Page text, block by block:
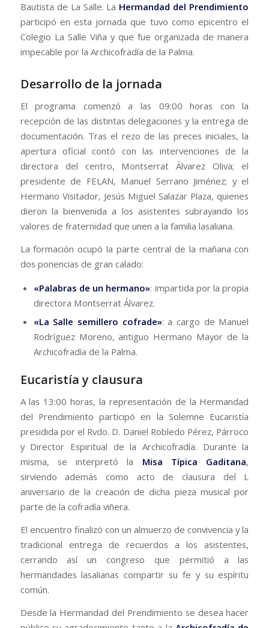
Bautista de La Salle. La Hermandad del Prendimiento
participó en esta jornada que tuvo como epicentro el
Colegio La Salle Viña y que fue organizada de manera
impecable por la Archicofradía de la Palma.
​Desarrollo de la jornada
​El programa comenzó a las 09:00 horas con la
recepción de las distintas delegaciones y la entrega de
documentación. Tras el rezo de las preces iniciales, la
apertura oficial contó con las intervenciones de la
directora del centro, Montserrat Álvarez Oliva; el
presidente de FELAN, Manuel Serrano Jiménez; y el
Hermano Visitador, Jesús Miguel Salazar Plaza, quienes
dieron la bienvenida a los asistentes subrayando los
valores de fraternidad que unen a la familia lasaliana.
​La formación ocupó la parte central de la mañana con
dos ponencias de gran calado:
«Palabras de un hermano»: impartida por la propia
directora Montserrat Álvarez.
«La Salle semillero cofrade»: a cargo de Manuel
Rodríguez Moreno, antiguo Hermano Mayor de la
Archicofradía de la Palma.
​Eucaristía y clausura
​A las 13:00 horas, la representación de la Hermandad
del Prendimiento participó en la Solemne Eucaristía
presidida por el Rvdo. D. Daniel Robledo Pérez, Párroco
y Director Espiritual de la Archicofradía. Durante la
misma, se interpretó la Misa Típica Gaditana,
sirviendo además como acto de clausura del L
aniversario de la creación de dicha pieza musical por
parte de la cofradía viñera.
​El encuentro finalizó con un almuerzo de convivencia y la
tradicional entrega de recuerdos a los asistentes,
cerrando así un congreso que permitió a las
hermandades lasalianas compartir su fe y su espíritu
común.
​Desde la Hermandad del Prendimiento se desea hacer